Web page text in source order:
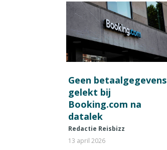
Geen betaalgegevens
gelekt bij
Booking.com na
datalek
Redactie Reisbizz
13 april 2026